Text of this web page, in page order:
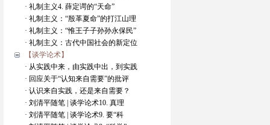
· 礼制主义4. 薛定谔的“天命”
· 礼制主义：“殷革夏命”的打江山理
· 礼制主义：“惟王子子孙孙永保民”
· 礼制主义：古代中国社会的新定位
【谈学论术】
· 从实践中来，由实践中出，到实践
· 回应关于“认知来自需要”的批评
· 认识来自实践，还是来自需要？
· 刘清平随笔 | 谈学论术10. 真理
· 刘清平随笔 | 谈学论术9. 要“科